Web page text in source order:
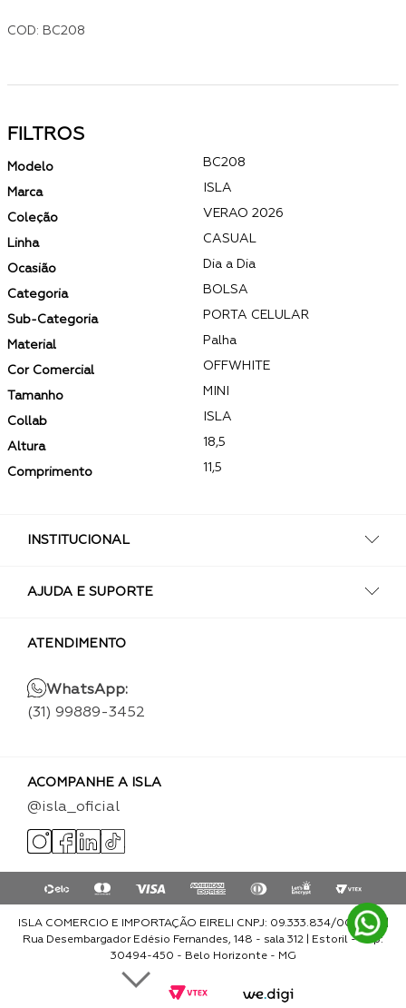
COD: BC208
FILTROS
Modelo BC208
Marca ISLA
Coleção VERAO 2026
Linha CASUAL
Ocasião Dia a Dia
Categoria BOLSA
Sub-Categoria PORTA CELULAR
Material Palha
Cor Comercial OFFWHITE
Tamanho MINI
Collab ISLA
Altura 18,5
Comprimento 11,5
INSTITUCIONAL
AJUDA E SUPORTE
ATENDIMENTO
WhatsApp:
(31) 99889-3452
ACOMPANHE A ISLA
@isla_oficial
ISLA COMERCIO E IMPORTAÇÃO EIRELI CNPJ: 09.333.834/0001-93 |
Rua Desembargador Edésio Fernandes, 148 - sala 312 | Estoril - Cep:
30494-450 - Belo Horizonte - MG